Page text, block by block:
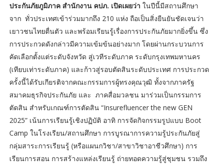
ประกันภัยภูมิภาค สำนักงาน คปภ. เปิดเผยว่า ในปีนี้มีสถานศึกษา
จาก ทั่วประเทศเข้าร่วมมากถึง 210 แห่ง ถือเป็นสิ่งยืนยันชัดเจนว่า
เยาวชนไทยตื่นตัว และพร้อมเรียนรู้เรื่องการประกันภัยมากยิ่งขึ้น ซึ่ง
การประกวดดังกล่าวมีความเข้มข้นอย่างมาก โดยผ่านกระบวนการ
คัดเลือกตั้งแต่ระดับจังหวัด สู่เวทีระดับภาค ระดับกรุงเทพมหานคร
(เทียบเท่าระดับภาค) และก้าวสู่รอบตัดสินระดับประเทศ การประกวด
ครั้งนี้ได้รับเกียรติจากคณะกรรมการผู้ทรงคุณวุฒิ ทั้งจากภาครัฐ
สมาคมธุรกิจประกันภัย และ ภาคสื่อมวลชน มาร่วมเป็นกรรมการ
ตัดสิน สำหรับเกณฑ์การตัดสิน “Insurefluencer the new GEN
2025” เน้นการเรียนรู้เชิงปฏิบัติ อาทิ การจัดกิจกรรมรูปแบบ Boot
Camp ในโรงเรียน/สถานศึกษา การบูรณาการความรู้ประกันภัยสู่
กลุ่มสาระการเรียนรู้ (หรือแผนกวิชา/สาขาวิชาอาชีวศึกษา) การ
เรียนการสอน การสร้างแหล่งเรียนรู้ ถ่ายทอดความรู้สู่ชุมชน รวมถึง